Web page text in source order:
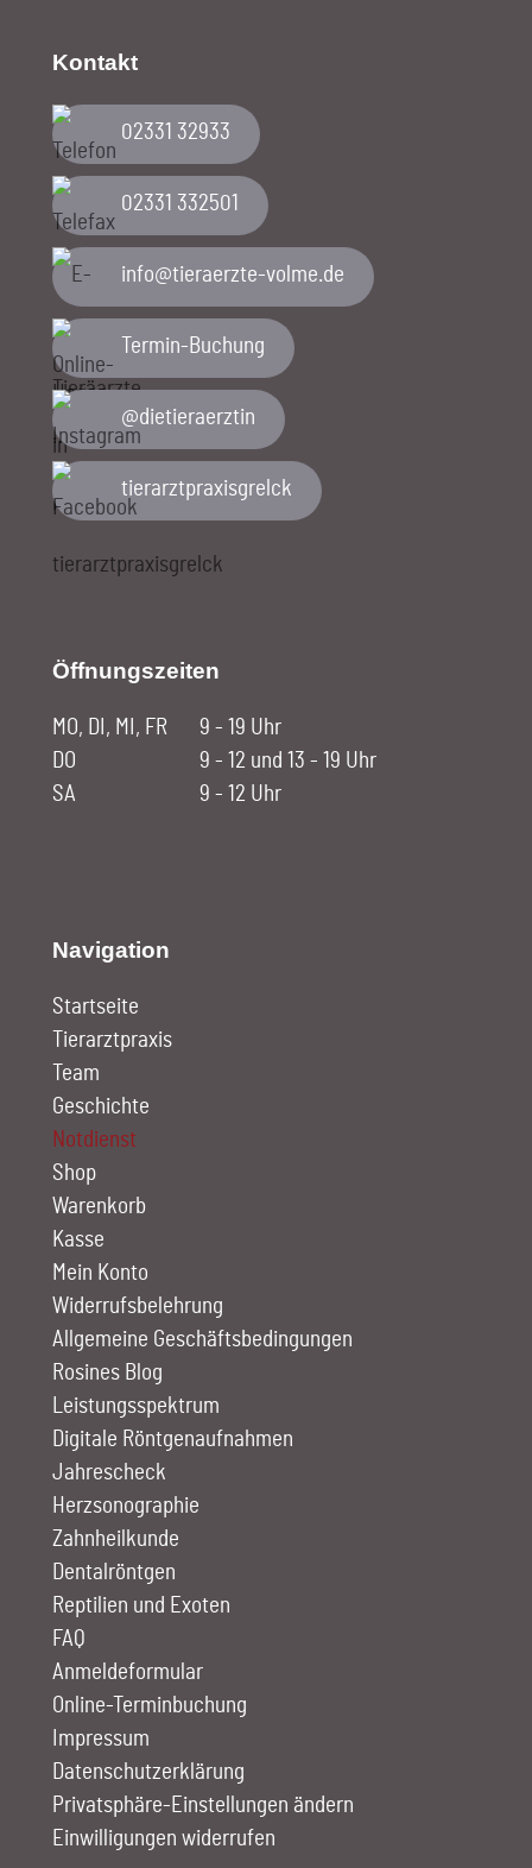
Kontakt
02331 32933
02331 332501
ed.emlov-etzreareit@ofni
Termin-Buchung
@dietieraerztin
tierarztpraxisgrelck
Öffnungszeiten
MO, DI, MI, FR
9 - 19 Uhr
DO
9 - 12 und 13 - 19 Uhr
SA
9 - 12 Uhr
Navigation
Startseite
Tierarztpraxis
Team
Geschichte
Notdienst
Shop
Warenkorb
Kasse
Mein Konto
Widerrufsbelehrung
Allgemeine Geschäftsbedingungen
Rosines Blog
Leistungs­spektrum
Digitale Röntgen­aufnahmen
Jahrescheck
Herz­sono­graphie
Zahn­heilkunde
Dentalröntgen
Reptilien und Exoten
FAQ
Anmelde­formular
Online-Terminbuchung
Impressum
Datenschutzerklärung
Privatsphäre-Einstellungen ändern
Einwilligungen widerrufen